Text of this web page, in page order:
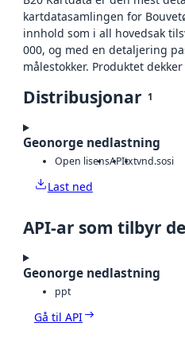
kartdatasamlingen for
innhold som i all hovedsak
000, og med en detaljering
målestokker. Produktet
Distribusjonar 1
Geonorge nedlastning
Open lisensAPItxtvnd.sosi
Last ned
API-ar som tilbyr
Geonorge nedlastning
ppt
Gå til API